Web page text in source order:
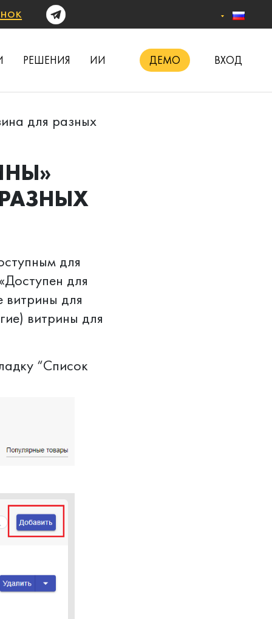
РЕШЕНИЯ ИИ ДЕМО ВХОД
для разных
для
для
витрины для
витрины для
“Список